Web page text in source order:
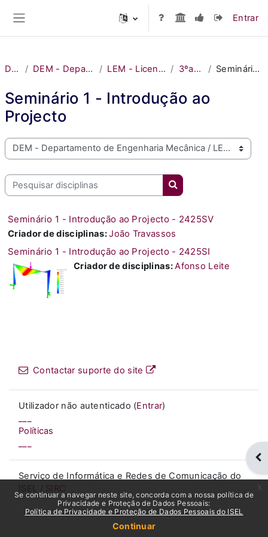
Entrar
Disciplinas DEM - Departamento de Engenharia Mecânica LEM - Licenciatura em Engenharia Mecânica 3ºano - 5º semestre Seminário 1 - Introdução ao Projecto
Seminário 1 - Introdução ao
Projecto
Bem vindo ao MOODLE do ISEL
Pesquisar disciplinas
Pesquisar disciplinas
Seminário 1 - Introdução ao Projecto - 2425SV
Criador de disciplinas:João Travassos
Seminário 1 - Introdução ao Projecto - 2425SI
Criador de disciplinas:Afonso Leite
Contactar suporte do site
Utilizador não autenticado (Entrar)
Políticas
Serviço de Informática e Redes de Comunicação do
SIRC
Se continuar a navegar neste site, concorda com a nossa política de
Privacidade e Proteção de Dados Pessoais:
Política de Privacidade e Proteção de Dados Pessoais do ISEL
Continuar